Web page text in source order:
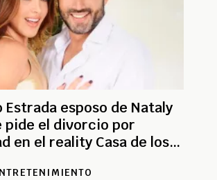
Estrada esposo de Nataly
pide el divorcio por
en el reality Casa de los